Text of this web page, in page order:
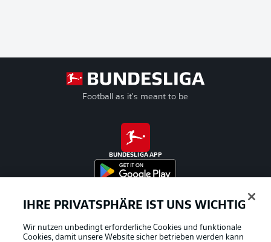
Football as it's meant to be
BUNDESLIGA APP
Offizielle Partner
IHRE PRIVATSPHÄRE IST UNS WICHTIG
Wir nutzen unbedingt erforderliche Cookies und funktionale
Cookies, damit unsere Website sicher betrieben werden kann